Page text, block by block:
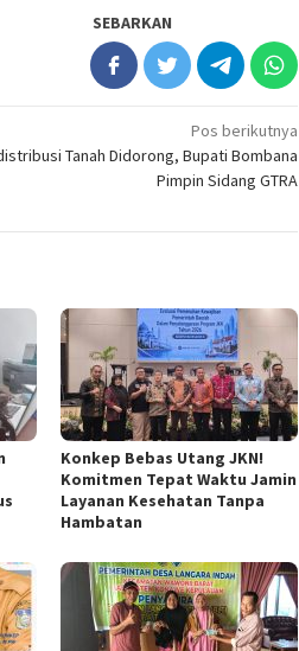
SEBARKAN
Pos berikutnya
Tanah Didorong, Bupati Bombana
Pimpin Sidang GTRA
Konkep Bebas Utang JKN!
Komitmen Tepat Waktu Jamin
Layanan Kesehatan Tanpa
Hambatan